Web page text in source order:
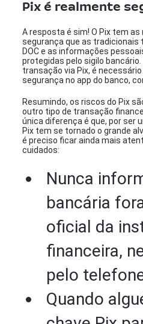
Pix é realmente
A resposta é sim! O Pix tem
segurança que as tradicionais
DOC e as informações
protegidas pelo sigilo
transação via Pix, é
segurança no app do banco,
Resumindo, os riscos do Pix
outro tipo de transação
única diferença é que, por ser
Pix tem se tornado o grande
é preciso ficar ainda mais
cuidados:
Nunca
bancária
oficial da
financeira,
pelo
Quando